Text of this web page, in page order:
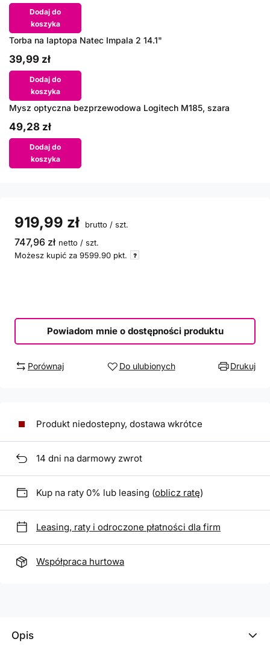
Dodaj do
koszyka
Torba na laptopa Natec Impala 2 14.1"
39,99 zł
Dodaj do
koszyka
Mysz optyczna bezprzewodowa Logitech M185, szara
49,28 zł
Dodaj do
koszyka
919,99 zł brutto / szt.
747,96 zł netto / szt.
Możesz kupić za 9599.90 pkt.
Powiadom mnie o dostępności produktu
Porównaj Do ulubionych Drukuj
Produkt niedostepny, dostawa wkrótce
14 dni na darmowy zwrot
Kup na raty 0% lub leasing (oblicz ratę)
Leasing, raty i odroczone płatności dla firm
Współpraca hurtowa
Opis